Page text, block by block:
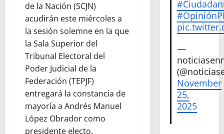
de la Nación (SCJN)
acudirán este miércoles a
la sesión solemne en la que
la Sala Superior del
Tribunal Electoral del
Poder Judicial de la
Federación (TEPJF)
entregará la constancia de
mayoría a Andrés Manuel
López Obrador como
presidente electo.
—
November
25,
2025